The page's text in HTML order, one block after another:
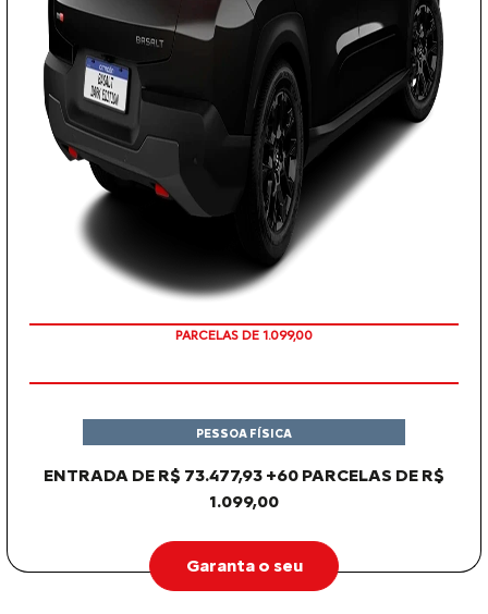
PARCELAS DE 1.099,00
ENTRADA DE R$ 73.477,93 +60 PARCELAS DE R$
1.099,00
PESSOA FÍSICA
Garanta o seu